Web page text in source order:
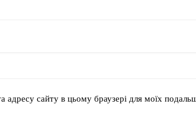
адресу сайту в цьому браузері для моїх